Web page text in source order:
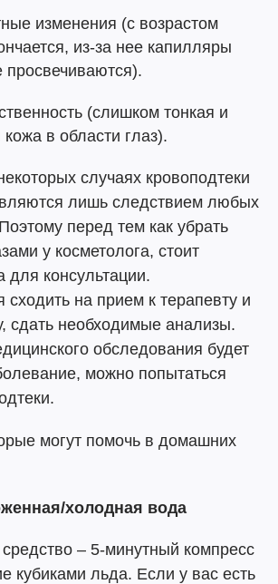
изменения (с возрастом
из-за нее капилляры
просвечиваются).
(слишком тонкая и
кожа в области глаз).
случаях кровоподтеки
лишь следствием любых
перед тем как убрать
у косметолога, стоит
для консультации.
сходить на прием к терапевту и
сдать необходимые анализы.
обследования будет
можно попытаться
могут помочь в домашних
холодная вода
– 5-минутный компресс
кубиками льда. Если у вас есть